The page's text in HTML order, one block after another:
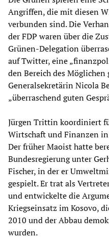
Angriffen, die mit diesen
verbunden sind. Die
der FDP waren über die
Grünen-Delegation
auf Twitter, eine
den Bereich des Möglichen
Generalsekretärin Nicola
„überraschend guten
Jürgen Trittin koordiniert
Wirtschaft und Finanzen
Der früher Maoist hatte
Bundesregierung unter
Fischer, in der er
gespielt. Er trat als
und entwickelte die
Kriegseinsatz im Kosovo,
2010 und der Abbau
wurden.